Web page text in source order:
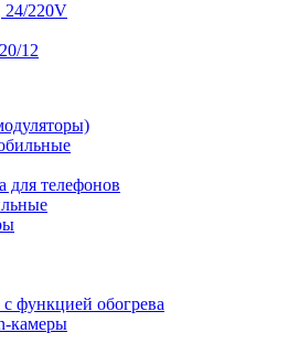
24/220V
12
для телефонов
функцией обогрева
камеры